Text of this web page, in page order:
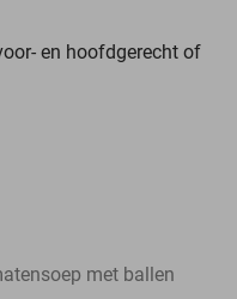
en hoofdgerecht of
met ballen